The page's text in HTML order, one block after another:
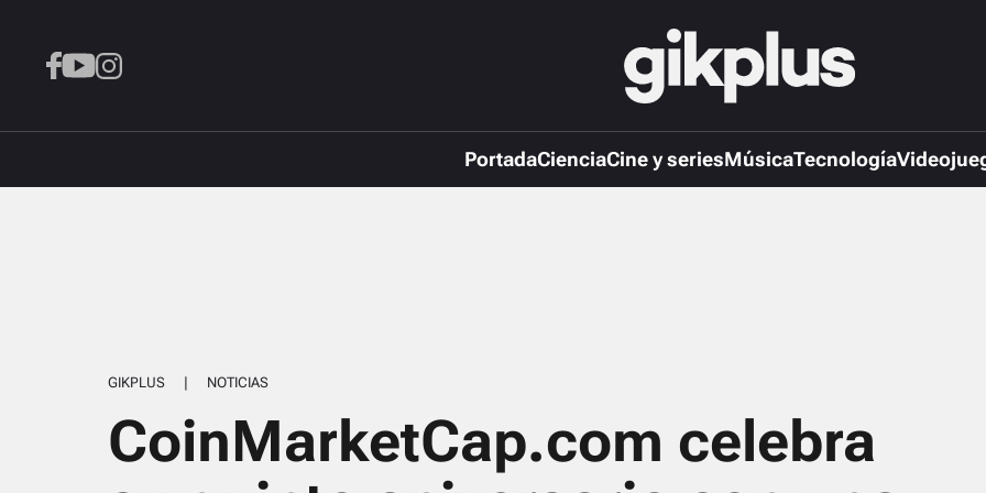
PortadaCienciaCine y seriesMúsicaTecnología
GIKPLUS | NOTICIAS
CoinMarketCap.com celebra